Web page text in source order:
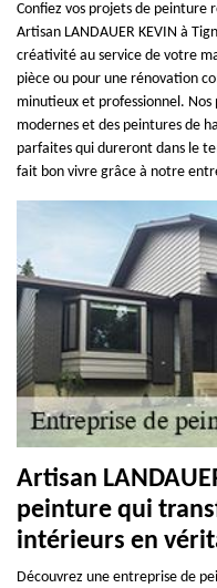
Confiez vos projets de
Artisan LANDAUER KEVIN à
créativité au service de votre
pièce ou pour une rénovation
minutieux et professionnel.
modernes et des peintures de
parfaites qui dureront dans le
fait bon vivre grâce à notre
Artisan
peinture qui
intérieurs en
Découvrez une entreprise de